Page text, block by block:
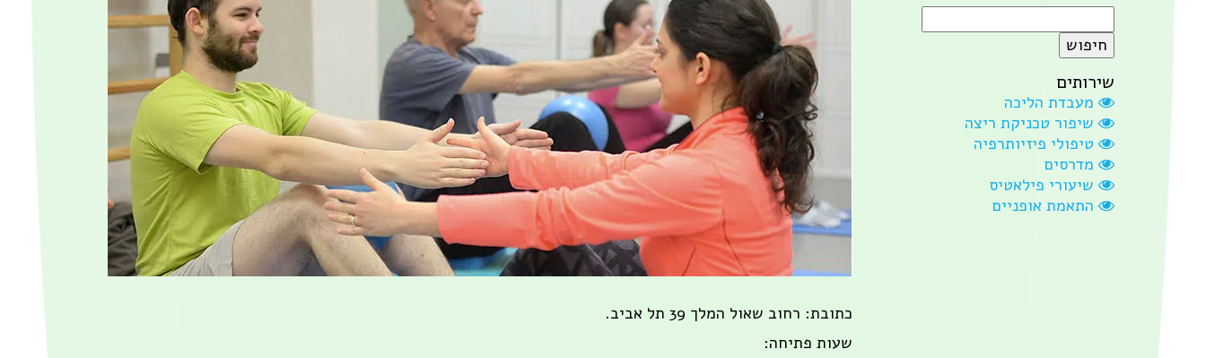
שירותים
מעבדת הליכה
שיפור טכניקת ריצה
טיפולי פיזיותרפיה
מדרסים
שיעורי פילאטיס
התאמת אופניים
כתובת: רחוב שאול המלך 39 תל אביב.
שעות פתיחה: